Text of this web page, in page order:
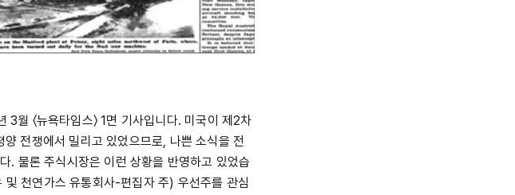
〈뉴욕타임스〉 1면 기사입니다. 미국이 제2차
전쟁에서 밀리고 있었으므로, 나쁜 소식을 전
. 물론 주식시장은 이런 상황을 반영하고 있었습
천연가스 유통회사-편집자 주) 우선주를 관심